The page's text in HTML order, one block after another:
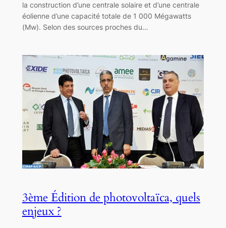
la construction d’une centrale solaire et d’une centrale
éolienne d’une capacité totale de 1 000 Mégawatts
(Mw). Selon des sources proches du…
3ème Édition de photovoltaïca, quels
enjeux ?